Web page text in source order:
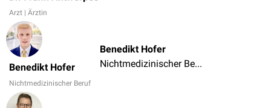
Arzt | Ärztin
Benedikt Hofer
Nichtmedizinischer Beruf
Benedikt Hofer
Nichtmedizinischer Beruf